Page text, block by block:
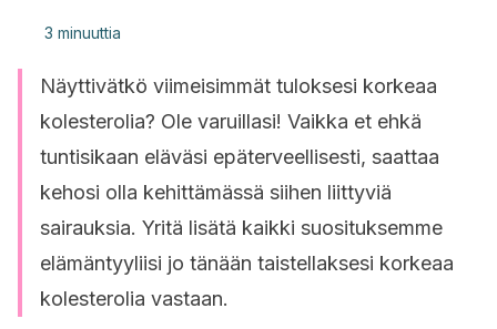
3 minuuttia
Näyttivätkö viimeisimmät tuloksesi korkeaa
kolesterolia? Ole varuillasi! Vaikka et ehkä
tuntisikaan eläväsi epäterveellisesti, saattaa
kehosi olla kehittämässä siihen liittyviä
sairauksia. Yritä lisätä kaikki suosituksemme
elämäntyyliisi jo tänään taistellaksesi korkeaa
kolesterolia vastaan.